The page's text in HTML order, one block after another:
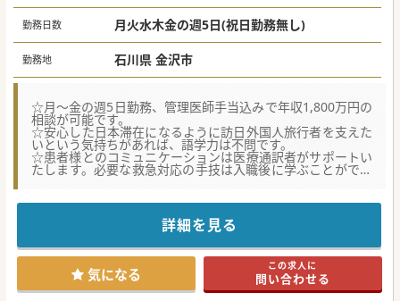
勤務日数 月火水木金の週5日(祝日勤務無し)
勤務地 石川県 金沢市
☆月～金の週5日勤務、管理医師手当込みで年収1,800万円の
相談が可能です。
☆安心した日本滞在になるように訪日外国人旅行者を支えた
いという気持ちがあれば、語学力は不問です。
☆患者様とのコミュニケーションは医療通訳者がサポートい
たします。必要な救急対応の手技は入職後に学ぶことができ
ます。
【募集背景】
■観光地を中心に日本全国で増加している訪日外国人旅行者
が、適切に医療を受けることができるクリニックを開院いた
します。
■東京都、京都府、沖縄県、福岡県と全国に展開しており、
今回は石川県金沢市の繁華エリアに開院を予定しておりま
■2026年度中の新規開院を目指しており、入職時期はご相談
詳細を見る
気になる この求人に
問い合わせる